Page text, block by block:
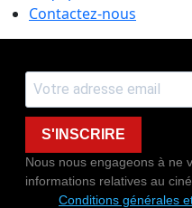
Contactez-nous
S'INSCRIRE
Nous nous engageons à ne
informations relatives au
Conditions générales